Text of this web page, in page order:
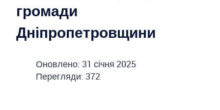
громади
Дніпропетровщини
Оновлено: 31 січня 2025
Перегляди: 372